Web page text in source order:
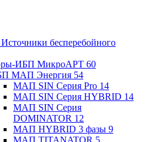
Источники бесперебойного
ИБП МикроАРТ 60
МАП Энергия 54
МАП SIN Серия Pro 14
МАП SIN Серия HYBRID 14
МАП SIN Серия
DOMINATOR 12
МАП HYBRID 3 фазы 9